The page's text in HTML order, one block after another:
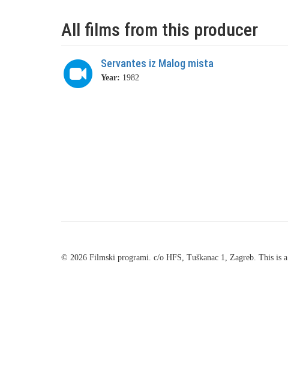
All films from this producer
Servantes iz Malog mista
Year: 1982
© 2026 Filmski programi. c/o HFS, Tuškanac 1, Zagreb. This is a